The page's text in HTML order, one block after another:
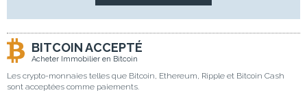
BITCOIN ACCEPTÉ
Acheter Immobilier en Bitcoin
Les crypto-monnaies telles que Bitcoin, Ethereum, Ripple et Bitcoin Cash
sont acceptées comme paiements.